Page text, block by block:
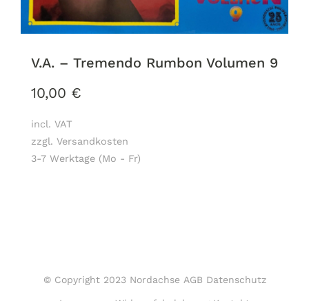
V.A. – Tremendo Rumbon Volumen 9
10,00 €
incl. VAT
zzgl. Versandkosten
3-7 Werktage (Mo - Fr)
© Copyright 2023 Nordachse AGB Datenschutz